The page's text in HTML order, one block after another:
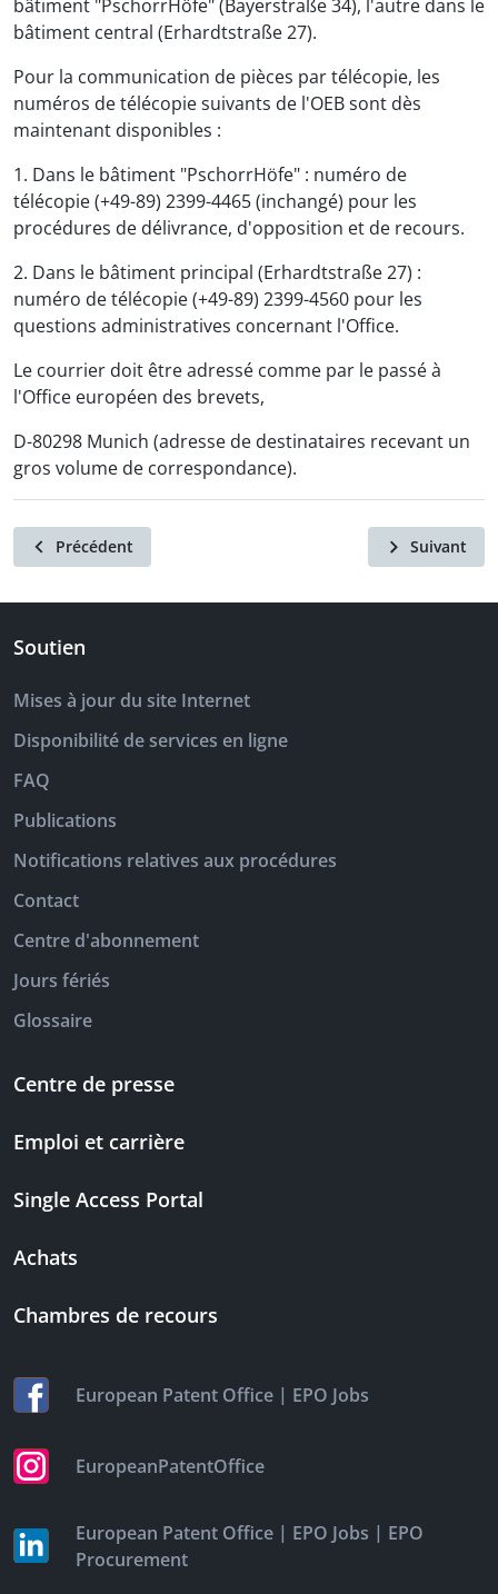
bâtiment "PschorrHöfe" (Bayerstraße 34), l'autre dans le
bâtiment central (Erhardtstraße 27).
Pour la communication de pièces par télécopie, les
numéros de télécopie suivants de l'OEB sont dès
maintenant disponibles :
1. Dans le bâtiment "PschorrHöfe" : numéro de
télécopie (+49-89) 2399-4465 (inchangé) pour les
procédures de délivrance, d'opposition et de recours.
2. Dans le bâtiment principal (Erhardtstraße 27) :
numéro de télécopie (+49-89) 2399-4560 pour les
questions administratives concernant l'Office.
Le courrier doit être adressé comme par le passé à
l'Office européen des brevets,
D-80298 Munich (adresse de destinataires recevant un
gros volume de correspondance).
Précédent Suivant
Soutien
Mises à jour du site Internet
Disponibilité de services en ligne
FAQ
Publications
Notifications relatives aux procédures
Contact
Centre d'abonnement
Jours fériés
Glossaire
Centre de presse
Emploi et carrière
Single Access Portal
Achats
Chambres de recours
European Patent Office | EPO Jobs
EuropeanPatentOffice
European Patent Office | EPO Jobs | EPO
Procurement